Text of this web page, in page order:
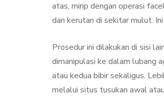
atas, mirip dengan operasi
dan kerutan di sekitar mulut.
Prosedur ini dilakukan di sisi
dimanipulasi ke dalam lubang
atau kedua bibir sekaligus.
melalui situs tusukan awal
By